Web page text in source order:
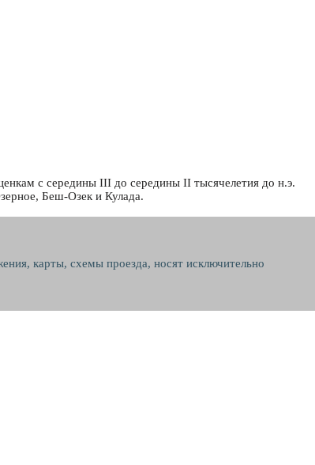
с середины III до середины II тысячелетия до н.э.
Беш-Озек и Кулада.
карты, схемы проезда, носят исключительно